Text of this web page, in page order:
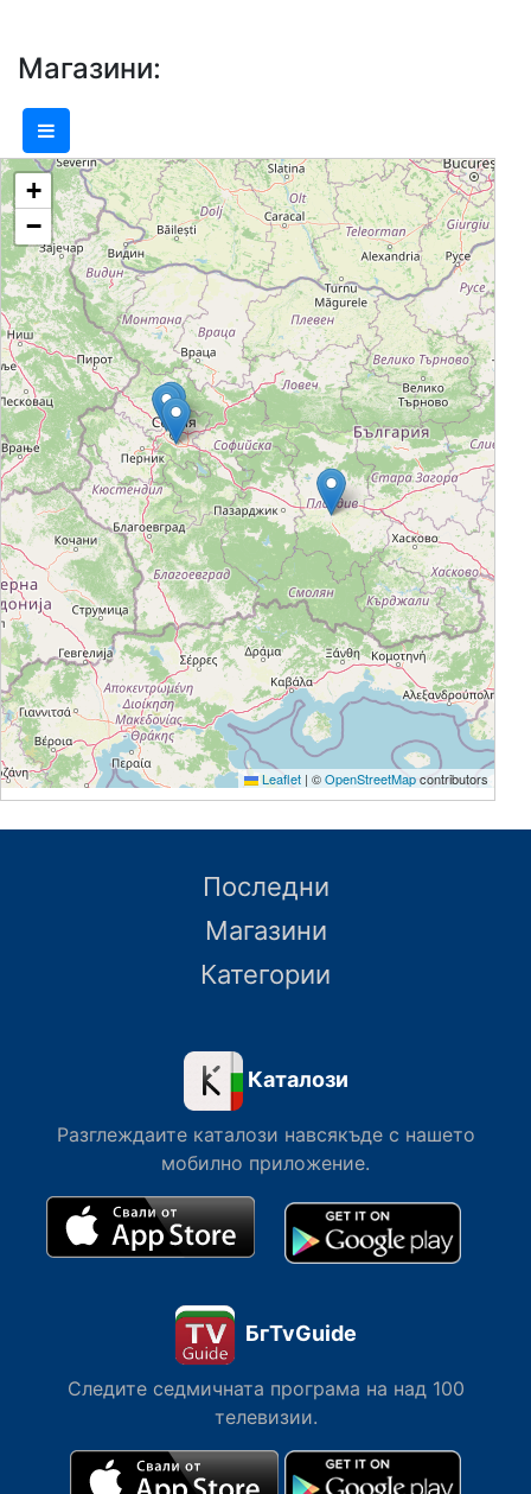
необходимата завършеност и уют на
претенциозните сред вас. Еником-М
предлага широка гама от продукти и
асортимент, който непрекъснато се
обновява. Всички артикули са с
доказано качество и произход от
водещи световни и български
производители. Компанията разполага
с 3 магазина на територията на град
София.
Магазини:
+
−
Leaflet | ©OpenStreetMapcontributors
Последни
Магазини
Категории
Каталози
Разглеждаите каталози навсякъде с нашето
мобилно приложение.
БгTvGuide
Следите седмичната програма на над 100
телевизии.